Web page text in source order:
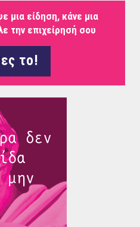
μια είδηση, κάνε μια
την επιχείρησή σου
το!